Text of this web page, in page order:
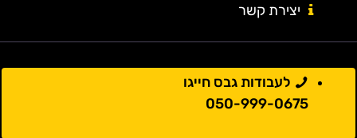
יצירת קשר
לעבודות גבס חייגו
050-999-0675